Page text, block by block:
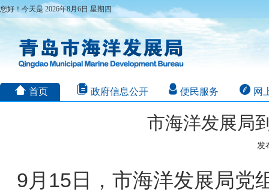
您好！今天是 2026年8月6日 星期四
首页 政府信息公开 便民服务 网
市海洋发展局
发
9月15日，市海洋发展局党